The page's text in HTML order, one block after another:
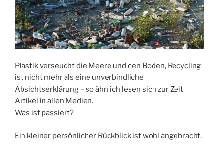
Plastik verseucht die Meere und den Boden, Recycling
ist nicht mehr als eine unverbindliche
Absichtserklärung – so ähnlich lesen sich zur Zeit
Artikel in allen Medien.
Was ist passiert?
Ein kleiner persönlicher Rückblick ist wohl angebracht.